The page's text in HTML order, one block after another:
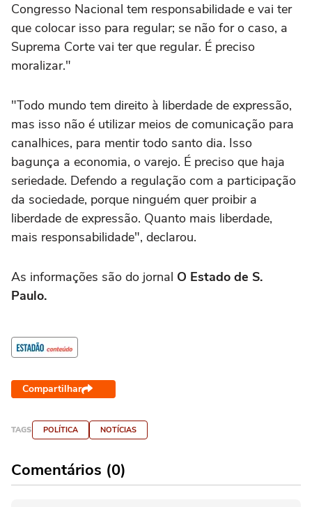
Congresso Nacional tem responsabilidade e vai ter
que colocar isso para regular; se não for o caso, a
Suprema Corte vai ter que regular. É preciso
moralizar."
"Todo mundo tem direito à liberdade de expressão,
mas isso não é utilizar meios de comunicação para
canalhices, para mentir todo santo dia. Isso
bagunça a economia, o varejo. É preciso que haja
seriedade. Defendo a regulação com a participação
da sociedade, porque ninguém quer proibir a
liberdade de expressão. Quanto mais liberdade,
mais responsabilidade", declarou.
As informações são do jornal O Estado de S.
Paulo.
Compartilhar
TAGS POLÍTICA NOTÍCIAS
Comentários (0)